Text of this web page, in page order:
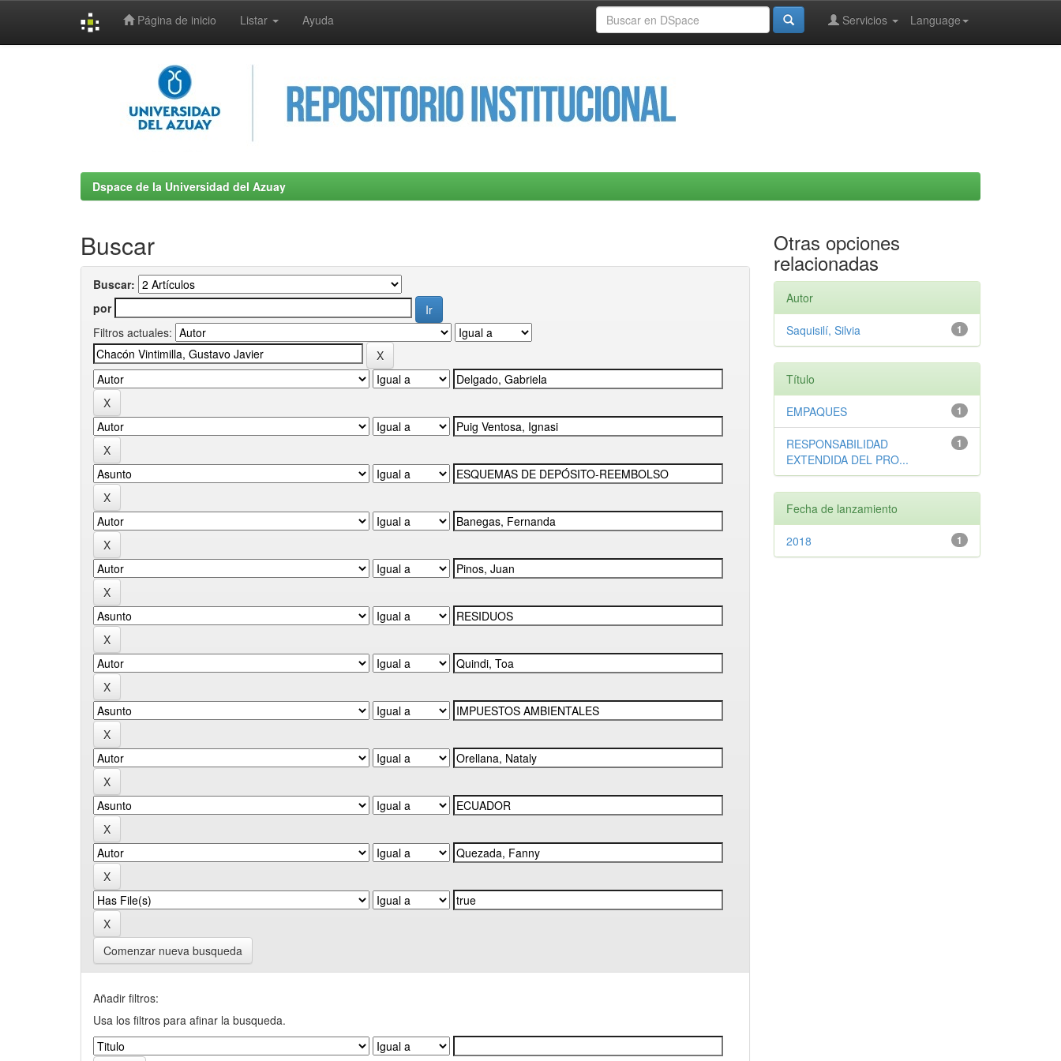
Página de inicio Listar Ayuda Language
Servicios
Dspace de la Universidad del Azuay
Buscar
Buscar:
por
Filtros actuales:
Comenzar nueva busqueda
Añadir filtros:
Usa los filtros para afinar la busqueda.
Otras opciones
relacionadas
Autor
1
Saquisilí, Silvia
Título
1
EMPAQUES
1
RESPONSABILIDAD
EXTENDIDA DEL PRO...
Fecha de lanzamiento
1
2018